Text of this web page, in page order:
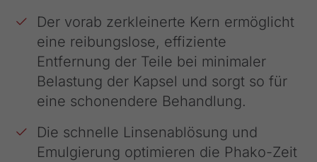
Der vorab zerkleinerte Kern ermöglicht
eine reibungslose, effiziente
Entfernung der Teile bei minimaler
Belastung der Kapsel und sorgt so für
eine schonendere Behandlung.
Die schnelle Linsenablösung und
Emulgierung optimieren die Phako-Zeit